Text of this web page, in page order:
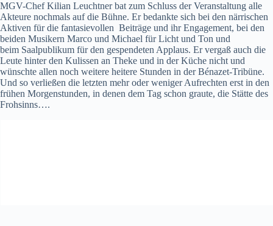
MGV-Chef Kilian Leuchtner bat zum Schluss der Veranstaltung alle
Akteure nochmals auf die Bühne. Er bedankte sich bei den närrischen
Aktiven für die fantasievollen Beiträge und ihr Engagement, bei den
beiden Musikern Marco und Michael für Licht und Ton und
beim Saalpublikum für den gespendeten Applaus. Er vergaß auch die
Leute hinter den Kulissen an Theke und in der Küche nicht und
wünschte allen noch weitere heitere Stunden in der Bénazet-Tribüne.
Und so verließen die letzten mehr oder weniger Aufrechten erst in den
frühen Morgenstunden, in denen dem Tag schon graute, die Stätte des
Frohsinns….